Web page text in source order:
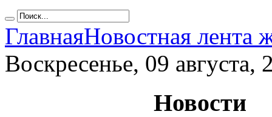
ГлавнаяНовостная лента
Воскресенье, 09 августа,
Новости